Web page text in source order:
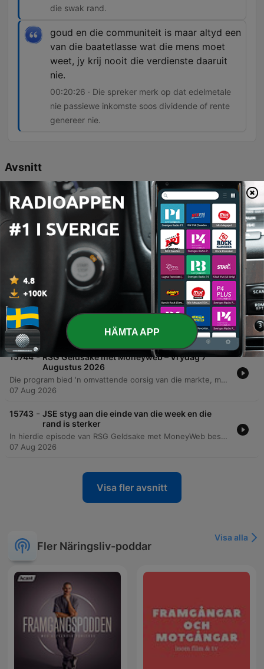
die swak rand.
goud en die communiteit is maar altyd een
van die baatetlasse wat die mens moet
weet, jy krij nooit die verdienste daaruit
nie.
00:20:26 · Die spreker merk op dat edelmetale
nie passiewe inkomste soos dividende of rente
genereer nie.
Avsnitt
15747 - Kenners antwoord luisteraarsvrae
In hierdie episode van RSG Geldsake word finansiële strategieë bespreek wat fokus op lewensannoite, salarisonderhandeling en belastingbeplanning. Die aanbieders dek die implikasies van erfgoedere vir buitelandse erfgename, hoe om voordele tydens salarishersienings te benut, en die belangrikheid van 'n holistiese balansstaatontleding vir effektiewe onttrekkings in die aftrede. Verder word die belangrikheid van diversifikasie in buitelandse beleggings beklemtoon om teen die verswakking van die rand en plaaslike inflasie te beskerm. Die gesprek dek ook die rol van edelmetale binne 'n portefeulje en hoe buitelandse blootstelling help om koopkrag te bewaar.
Waarom bly jou BarOne duur, as kakaopryse
eindelik begin val?
Hierdie episode van RSG Geldsake met MoneyWeb ondersoek die komplekse dinamika van die wêreldwye kakao- en sjokolademarkte. Ten spyte van 'n beduidende daling in kakao-grondstofpryse oor die afgelope 12 maande, bly sjokoladepryse op die rakke hoog weens vertraagde voorraadverwerking en die impak van hoë produksiekoste vir groot vervaardigers soos Lindt en Nestle. Die bespreking dek temas soos die invloed van klimaatverandering op oeste in West-Afrika, die verskuiwing na produkte met laer kakao-inhoud om koste te beheer, en die ekonomiese uitdagings vir kakao-boere wat sukkel om 'n lewensbestaan te maak.
07 Aug 2026
15745 -
Sasol se winste: Eenmalige wind van agter of
In hierdie episode van RSG Geldsake gesels Ines met Wilhelm Herzog van Roosendal Partners oor Sasol se onlangse finansiële resultate. Die gesprek fokus op die groot gaping tussen Sasol se verwagte winsstygings per aandeel en die meer getemperde groei in hooflynverdienste. Besprekingsterreine sluit in die impak van oliepryse, die rol van raffinaderij-marges, waardalingsverliese op kapitaal, en die uitdagings van afskrywings op plaaslike infrastruktuur. Herzog deel sy perspektief oor of die huidige produksiestyging 'n volhoubare langtermyn-opwaartse kurwe aandui of bloot gevolg is deur gunstige omstandighede.
07 Aug 2026
15744 - RSG Geldsake met Moneyweb – Vrydag 7
Augustus 2026
Die program bied 'n omvattende oorsig van die markte, met fokus op die positiewe beweging in die JSE en Amerikaanse indekse ten spyte van onsekerheid oor oliepryse. Dit dek ook Sasol se finansiële uitkyk, die impak van wisselende kakao-pryse op die chokoladebedryf, en die rol van edelmetale as beleggings. Verder word strategiese finansiële beplanning bespreek, insluitend die belastingimplikasies van boedelbeplanning, die belangrikheid van pensioenvoordele tydens salarisonderhandelinge, en die voordele van globale diversifikasie om teen inflasie en die verswakking van die rand te beskerm.
07 Aug 2026
15743 - JSE styg aan die einde van die week en die
rand is sterker
In hierdie episode van RSG Geldsake met MoneyWeb bespreek Mia en Dennis die onlangse bewegings in die globale en plaaslike markte. Die gesprek fokus op die verrassende werkloosheidscyfers in die VSA wat die Federal Reserve se rentekoersbesluit vir September kan beïnvloed, asook die sterk kwartaalresultate van maatskappye in die S&P 500. Daar word ook gekyk na die regstelling in die halfgeleidersektor en die spesifieke prestasie van Naspers (Naspers/Prosus-konteks) se finansiële uitkyk. Die analise dek ook die impak van tegnologie-reuse soos Amazon en Microsoft op die mark, sowel as die verwagtinge rondom komende inflasiecyfers in die VSA en werkloosheidscyfers in Suid-Afrika.
07 Aug 2026
Visa fler avsnitt
Fler Näringsliv-poddar
Visa alla
HÄMTA APP